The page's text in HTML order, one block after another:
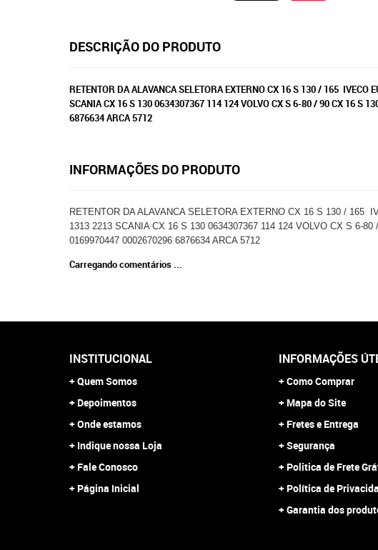
DESCRIÇÃO DO PRODUTO
RETENTOR DA ALAVANCA SELETORA EXTERNO CX 16 S 130 / 165
SCANIA CX 16 S 130 0634307367 114 124 VOLVO CX S 6-80 / 90 CX 16
6876634 ARCA 5712
INFORMAÇÕES DO PRODUTO
RETENTOR DA ALAVANCA SELETORA EXTERNO CX 16 S 130 /
1313 2213 SCANIA CX 16 S 130 0634307367 114 124 VOLVO CX S 6-
0169970447 0002670296 6876634 ARCA 5712
Carregando comentários ...
INSTITUCIONAL
Quem Somos
Depoimentos
Onde estamos
Indique nossa Loja
Fale Conosco
Página Inicial
INFORMAÇÕES
Como Comprar
Mapa do Site
Fretes e Entrega
Segurança
Politica de Frete
Política de
Garantia dos